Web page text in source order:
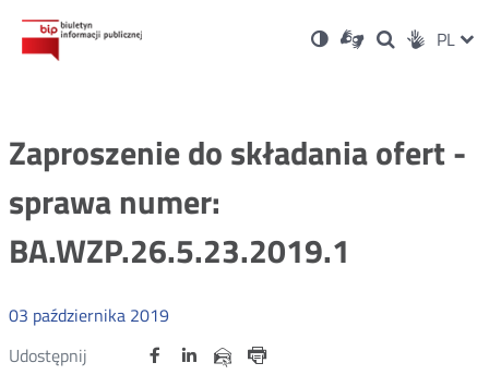
Ustawienia
Wersja
kontrastowa
Dla
niesłyszących
OtwórzOtwórz
w
Otwórz
w
Social PL
Zaproszenie do składania ofert -
sprawa numer:
BA.WZP.26.5.23.2019.1
03 października 2019
Udostępnij
Udostępnij
Otwórz Udostępnij
na
OtwórzUdostępnij
na
OtwórzUdostępnij
przez